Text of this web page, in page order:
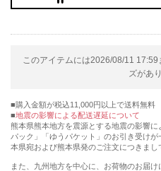
このアイテムには2026/08/11
ズがあ
購入金額が税込11,000円以上で送料無料
地震の影響による配送遅延について
熊本県熊本地方を震源とする地震の影響
パック」「ゆうパケット」のお引き受け
本県宛および熊本県発のご注文につきまし
また、九州地方を中心に、お荷物のお届